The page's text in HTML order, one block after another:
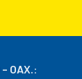
OAX.: